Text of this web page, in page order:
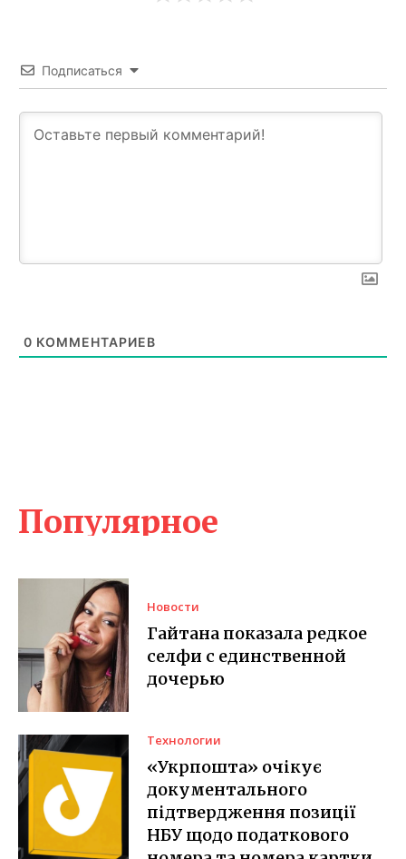
Популярное
Новости
Гайтана показала редкое
селфи с единственной
дочерью
Технологии
«Укрпошта» очікує
документального
підтвердження позиції
НБУ щодо податкового
Подписаться
0 КОММЕНТАРИЕВ